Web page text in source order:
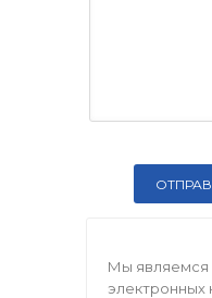
Мы являемся
электронных